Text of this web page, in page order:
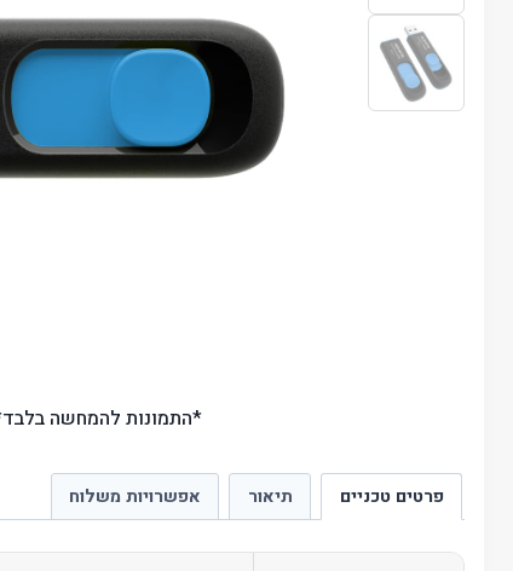
*התמונות להמחשה
פרטים טכניים תיאור אפשרויות משלוח